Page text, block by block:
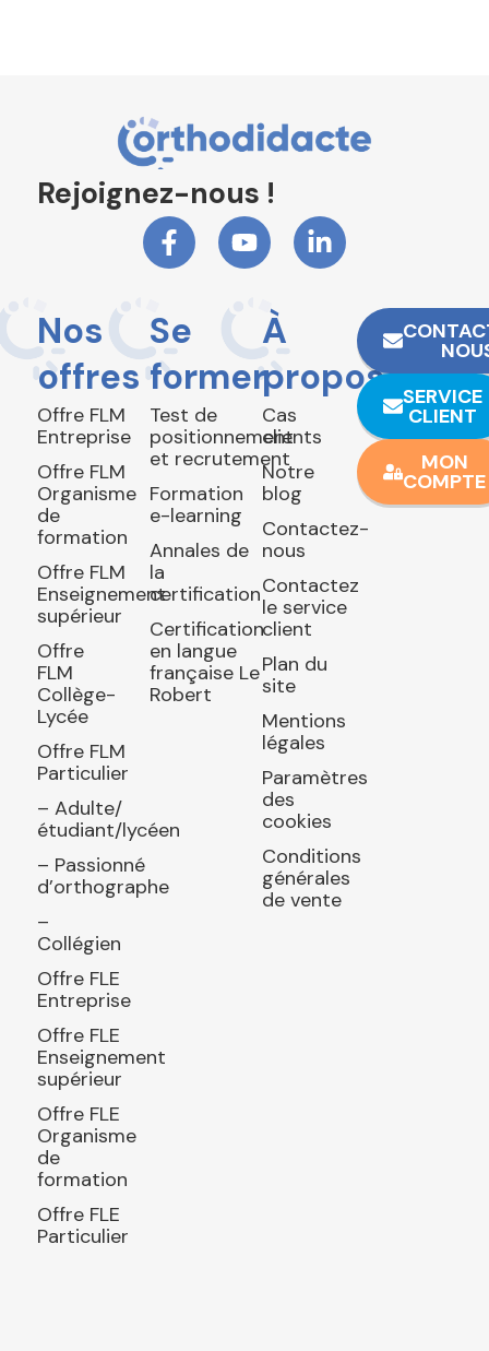
Rejoignez-nous !
Nos
offres
Offre FLM
Entreprise
Offre FLM
Organisme
de
formation
Offre FLM
Enseignement
supérieur
Offre
FLM
Collège-
Lycée
Offre FLM
Particulier
– Adulte/
étudiant/lycéen
– Passionné
d’orthographe
–
Collégien
Offre FLE
Entreprise
Offre FLE
Enseignement
supérieur
Offre FLE
Organisme
de
formation
Offre FLE
Particulier
Se
former
Test de
positionnement
et recrutement
Formation
e-learning
Annales de
la
certification
Certification
en langue
française Le
Robert
À
propos
Cas
clients
Notre
blog
Contactez-
nous
Contactez
le service
client
Plan du
site
Mentions
légales
Paramètres
des
cookies
Conditions
générales
de vente
SERVICE
CLIENT
MON
COMPTE